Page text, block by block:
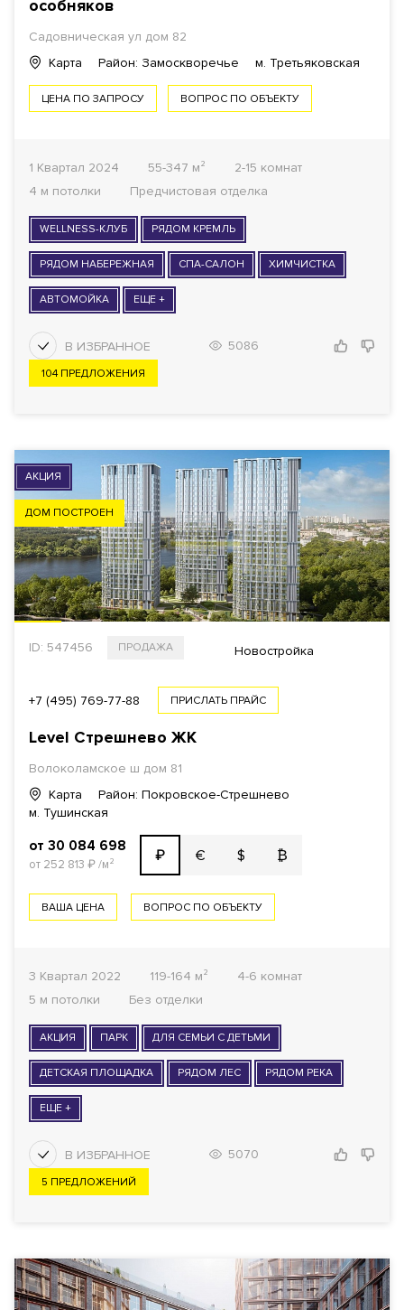
особняков
Садовническая ул дом 82
Карта
Район: Замоскворечье м. Третьяковская
ЦЕНА ПО ЗАПРОСУ ВОПРОС ПО ОБЪЕКТУ
1 Квартал 2024 55-347 м²
2-15 комнат
4 м потолки
Предчистовая отделка
WELLNESS-КЛУБ РЯДОМ КРЕМЛЬ
РЯДОМ НАБЕРЕЖНАЯ СПА-САЛОН ХИМЧИСТКА
АВТОМОЙКА ЕЩЕ +
5086
104 ПРЕДЛОЖЕНИЯ
АКЦИЯ
ДОМ ПОСТРОЕН
ID: 547456 ПРОДАЖА Новостройка
+7 (495) 769-77-88 ПРИСЛАТЬ ПРАЙС
Level Стрешнево ЖК
Волоколамское ш дом 81
Карта
Район: Покровское-Стрешнево
м. Тушинская
от 30 084 698
от 252 813 ₽/м² ₽ € $ ₿
ВАША ЦЕНА ВОПРОС ПО ОБЪЕКТУ
3 Квартал 2022 119-164 м²
4-6 комнат
5 м потолки
Без отделки
АКЦИЯ ПАРК ДЛЯ СЕМЬИ С ДЕТЬМИ
ДЕТСКАЯ ПЛОЩАДКА РЯДОМ ЛЕС РЯДОМ РЕКА
ЕЩЕ +
5070
5 ПРЕДЛОЖЕНИЙ